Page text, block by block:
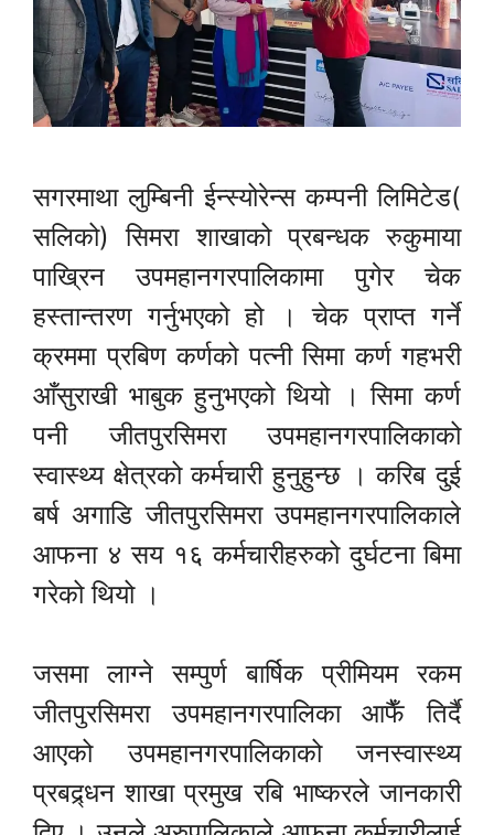
सगरमाथा लुम्बिनी ईन्स्योरेन्स कम्पनी लिमिटेड(
सलिको) सिमरा शाखाको प्रबन्धक रुकुमाया
पाख्रिन उपमहानगरपालिकामा पुगेर चेक
हस्तान्तरण गर्नुभएको हो । चेक प्राप्त गर्ने
क्रममा प्रबिण कर्णको पत्नी सिमा कर्ण गहभरी
आँसुराखी भाबुक हुनुभएको थियो । सिमा कर्ण
पनी जीतपुरसिमरा उपमहानगरपालिकाको
स्वास्थ्य क्षेत्रको कर्मचारी हुनुहुन्छ । करिब दुई
बर्ष अगाडि जीतपुरसिमरा उपमहानगरपालिकाले
आफना ४ सय १६ कर्मचारीहरुको दुर्घटना बिमा
गरेको थियो ।
जसमा लाग्ने सम्पुर्ण बार्षिक प्रीमियम रकम
जीतपुरसिमरा उपमहानगरपालिका आफैँ तिर्दै
आएको उपमहानगरपालिकाको जनस्वास्थ्य
प्रबद्र्धन शाखा प्रमुख रबि भाष्करले जानकारी